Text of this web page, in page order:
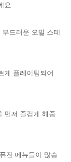
요.
드러운 오밀 스테
게 플레이팅되어
먼저 즐겁게 해줍
전 메뉴들이 많습